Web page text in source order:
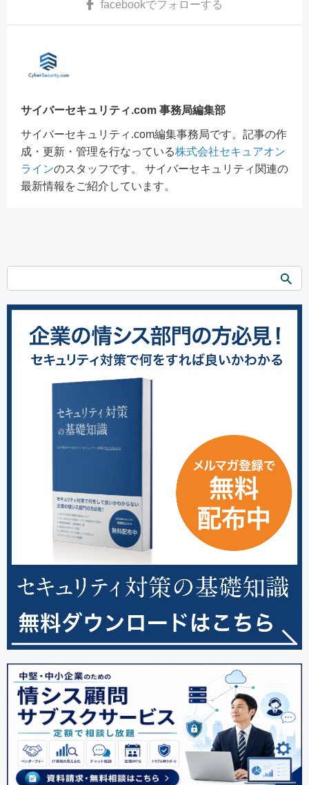
facebookでフォローする
サイバーセキュリティ.com 事務局編集部
サイバーセキュリティ.com編集事務局です。記事の作
成・更新・管理を行なっている株式会社セキュアオン
ラインのスタッフです。 サイバーセキュリティ関連の
最新情報をご紹介しています。